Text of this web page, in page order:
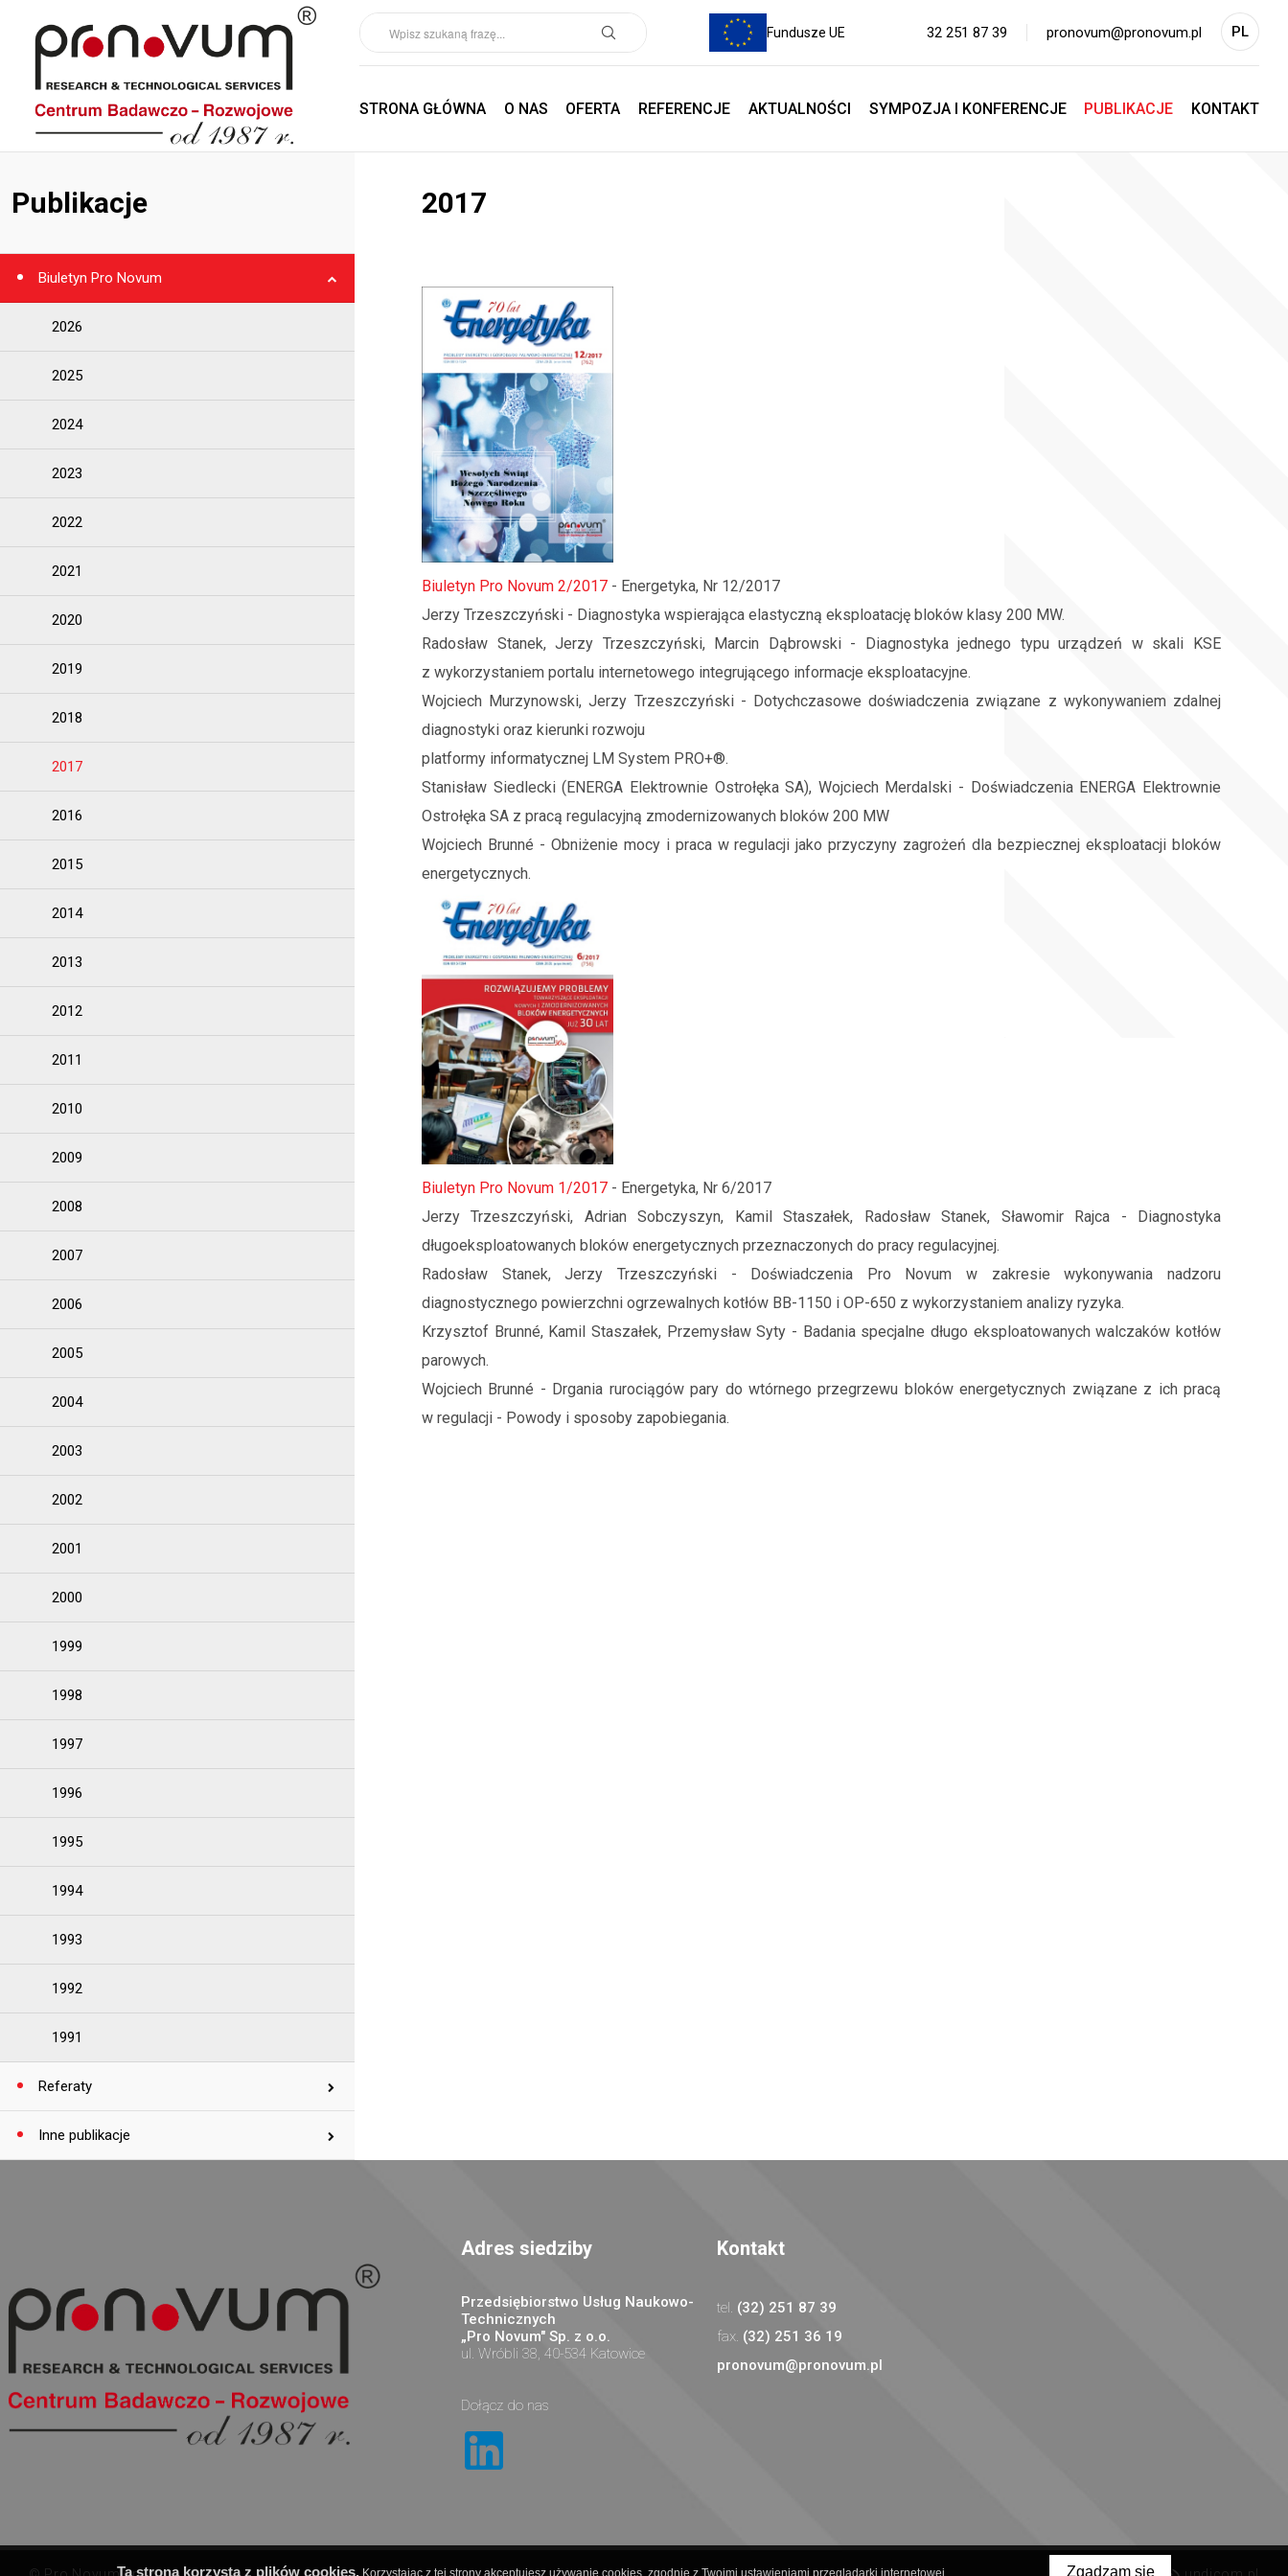
Fundusze UE 32 251 87 39 pronovum@pronovum.pl PL
EN
STRONA GŁÓWNA O NAS OFERTA REFERENCJE AKTUALNOŚCI SYMPOZJA I KONFERENCJE PUBLIKACJE KONTAKT
Publikacje
Biuletyn Pro Novum
2026
2025
2024
2023
2022
2021
2020
2019
2018
2017
2016
2015
2014
2013
2012
2011
2010
2009
2008
2007
2006
2005
2004
2003
2002
2001
2000
1999
1998
1997
1996
1995
1994
1993
1992
1991
Referaty
Inne publikacje
2017
Biuletyn Pro Novum 2/2017 - Energetyka, Nr 12/2017
Jerzy Trzeszczyński - Diagnostyka wspierająca elastyczną eksploatację bloków klasy 200 MW.
Radosław Stanek, Jerzy Trzeszczyński, Marcin Dąbrowski - Diagnostyka jednego typu urządzeń w skali KSE
z wykorzystaniem portalu internetowego integrującego informacje eksploatacyjne.
Wojciech Murzynowski, Jerzy Trzeszczyński - Dotychczasowe doświadczenia związane z wykonywaniem zdalnej
diagnostyki oraz kierunki rozwoju
platformy informatycznej LM System PRO+®.
Stanisław Siedlecki (ENERGA Elektrownie Ostrołęka SA), Wojciech Merdalski - Doświadczenia ENERGA Elektrownie
Ostrołęka SA z pracą regulacyjną zmodernizowanych bloków 200 MW
Wojciech Brunné - Obniżenie mocy i praca w regulacji jako przyczyny zagrożeń dla bezpiecznej eksploatacji bloków
energetycznych.
Biuletyn Pro Novum 1/2017 - Energetyka, Nr 6/2017
Jerzy Trzeszczyński, Adrian Sobczyszyn, Kamil Staszałek, Radosław Stanek, Sławomir Rajca - Diagnostyka
długoeksploatowanych bloków energetycznych przeznaczonych do pracy regulacyjnej.
Radosław Stanek, Jerzy Trzeszczyński - Doświadczenia Pro Novum w zakresie wykonywania nadzoru
diagnostycznego powierzchni ogrzewalnych kotłów BB-1150 i OP-650 z wykorzystaniem analizy ryzyka.
Krzysztof Brunné, Kamil Staszałek, Przemysław Syty - Badania specjalne długo eksploatowanych walczaków kotłów
parowych.
Wojciech Brunné - Drgania rurociągów pary do wtórnego przegrzewu bloków energetycznych związane z ich pracą
w regulacji - Powody i sposoby zapobiegania.
Adres siedziby
Przedsiębiorstwo Usług Naukowo-
Technicznych
„Pro Novum" Sp. z o.o.
ul. Wróbli 38, 40-534 Katowice
Dołącz do nas
Kontakt
(32) 251 87 39
(32) 251 36 19
pronovum@pronovum.pl
Ta strona korzysta z plików cookies. Korzystając z tej strony akceptujesz używanie cookies, zgodnie z Twoimi ustawieniami przeglądarki internetowej. Zgadzam się